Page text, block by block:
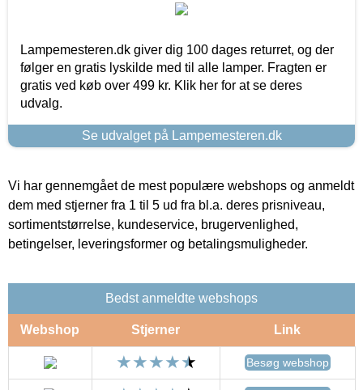
Lampemesteren.dk giver dig 100 dages returret, og der
følger en gratis lyskilde med til alle lamper. Fragten er
gratis ved køb over 499 kr. Klik her for at se deres
udvalg.
Se udvalget på Lampemesteren.dk
Vi har gennemgået de mest populære webshops og anmeldt
dem med stjerner fra 1 til 5 ud fra bl.a. deres prisniveau,
sortimentstørrelse, kundeservice, brugervenlighed,
betingelser, leveringsformer og betalingsmuligheder.
Bedst anmeldte webshops
Webshop Stjerner Link
Besøg webshop